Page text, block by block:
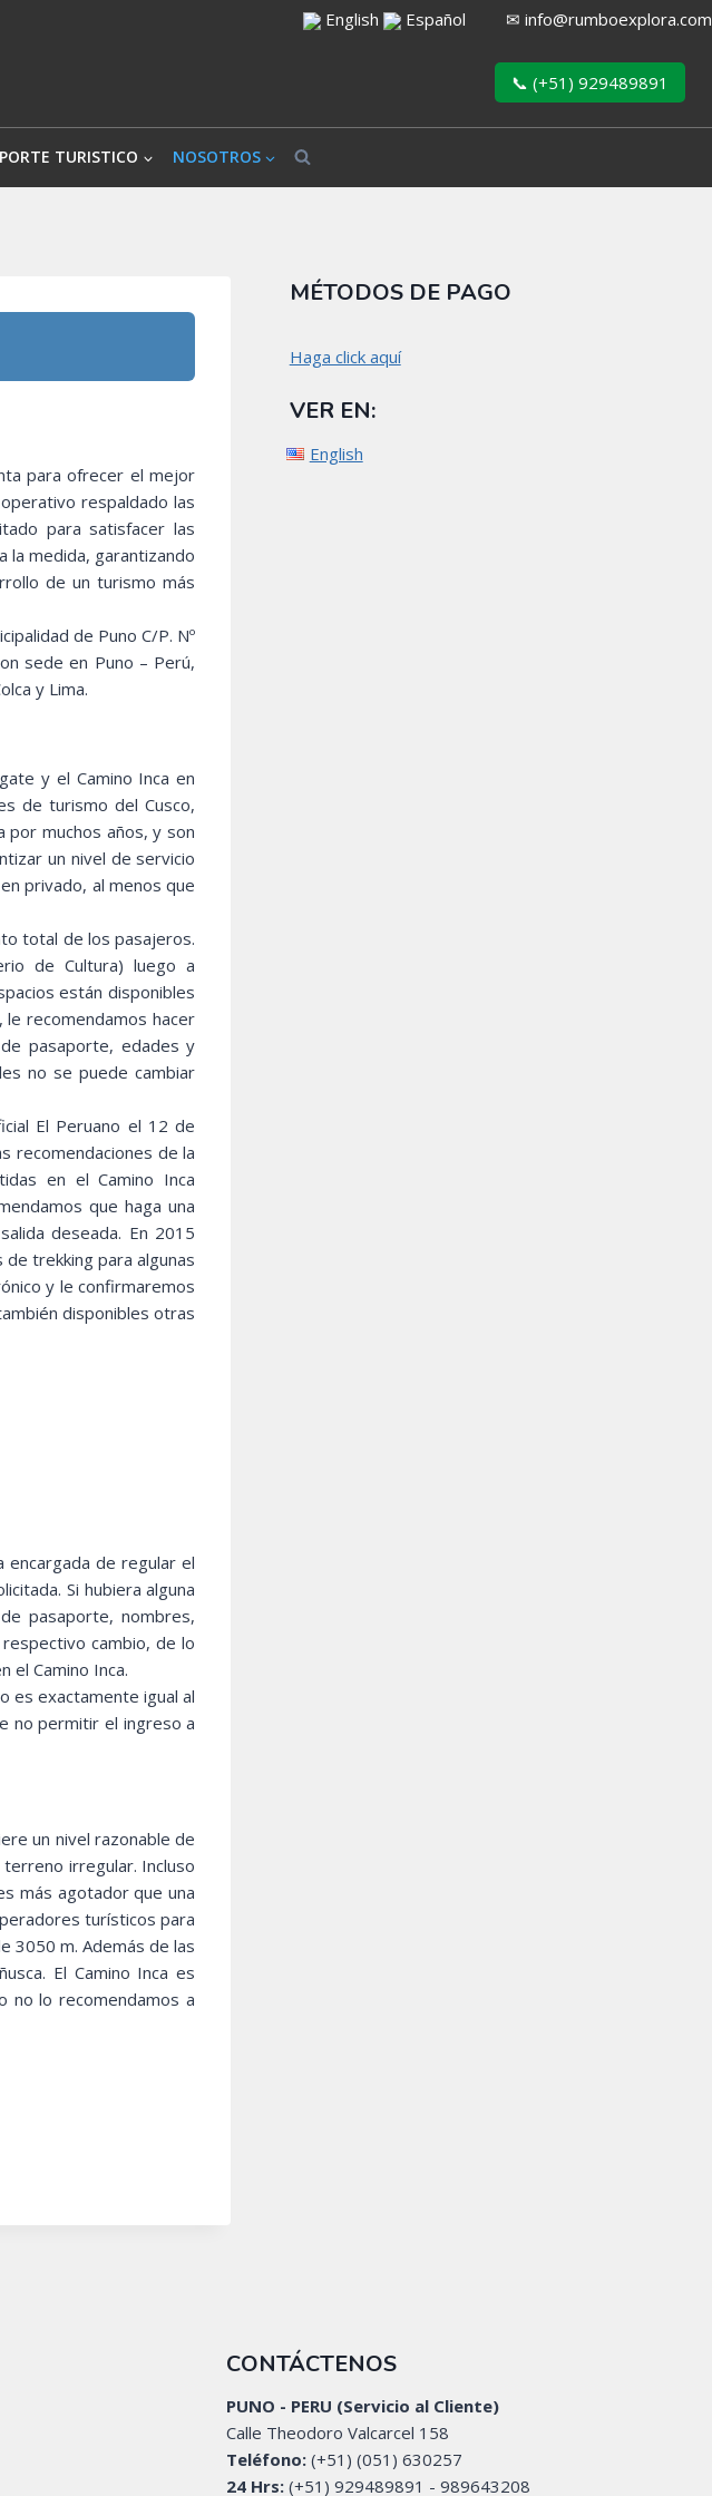
English Español ✉ info@rumboexplora.com
📞 (+51) 929489891
TURISTICO NOSOTROS
para ofrecer el mejor
respaldado las
para satisfacer las
la medida, garantizando
de un turismo más
de Puno C/P. Nº
sede en Puno – Perú,
y Lima.
y el Camino Inca en
de turismo del Cusco,
por muchos años, y son
un nivel de servicio
privado, al menos que
total de los pasajeros.
de Cultura) luego a
están disponibles
le recomendamos hacer
pasaporte, edades y
no se puede cambiar
El Peruano el 12 de
recomendaciones de la
en el Camino Inca
que haga una
deseada. En 2015
trekking para algunas
y le confirmaremos
disponibles otras
de regular el
Si hubiera alguna
pasaporte, nombres,
cambio, de lo
el Camino Inca.
es exactamente igual al
no permitir el ingreso a
un nivel razonable de
irregular. Incluso
más agotador que una
turísticos para
3050 m. Además de las
El Camino Inca es
no lo recomendamos a
MÉTODOS DE PAGO
Haga click aquí
VER EN:
English
CONTÁCTENOS
PUNO - PERU (Servicio al Cliente)
Calle Theodoro Valcarcel 158
Teléfono: (+51) (051) 630257
24 Hrs: (+51) 929489891 - 989643208